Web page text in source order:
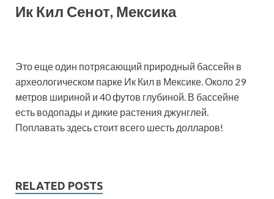
Ик Кил Сенот, Мексика
Это еще один потрясающий природный бассейн в
археологическом парке Ик Кил в Мексике. Около 29
метров шириной и 40 футов глубиной. В бассейне
есть водопады и дикие растения джунглей.
Поплавать здесь стоит всего шесть долларов!
RELATED POSTS